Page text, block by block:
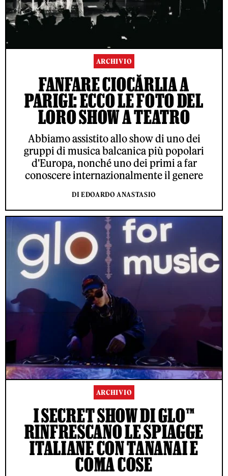
ARCHIVIO
FANFARE CIOCĂRLIA A
PARIGI: ECCO LE FOTO DEL
LORO SHOW A TEATRO
Abbiamo assistito allo show di uno dei
gruppi di musica balcanica più popolari
d'Europa, nonché uno dei primi a far
conoscere internazionalmente il genere
DI EDOARDO ANASTASIO
ARCHIVIO
I SECRET SHOW DI GLO™
RINFRESCANO LE SPIAGGE
ITALIANE CON TANANAI E
COMA COSE